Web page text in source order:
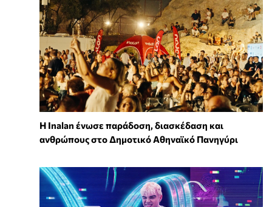
Η Inalan ένωσε παράδοση, διασκέδαση και
ανθρώπους στο Δημοτικό Αθηναϊκό Πανηγύρι